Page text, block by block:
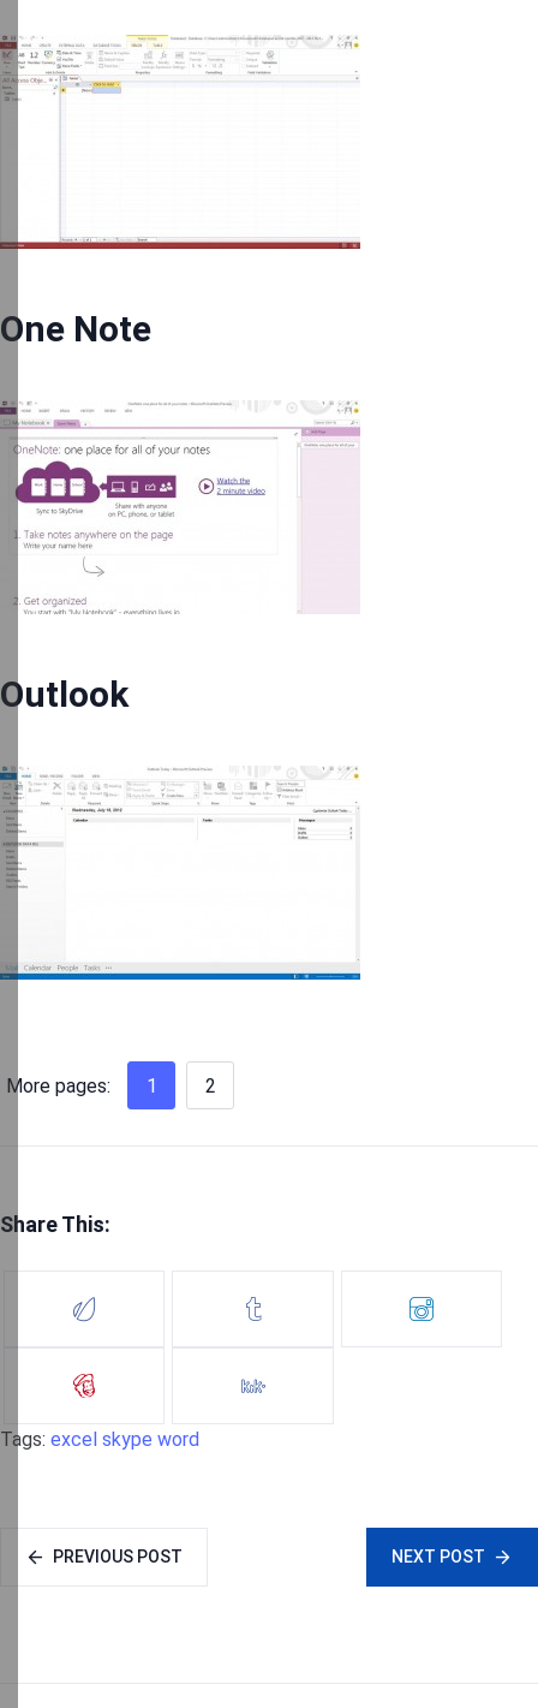
One Note
Outlook
More pages: 1 2
Share This:
Tags: excel skype word
PREVIOUS POST NEXT POST